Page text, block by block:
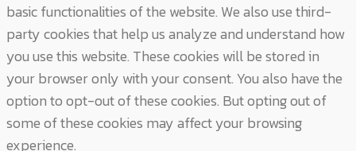
basic functionalities of the website. We also use third-
party cookies that help us analyze and understand how
you use this website. These cookies will be stored in
your browser only with your consent. You also have the
option to opt-out of these cookies. But opting out of
some of these cookies may affect your browsing
experience.